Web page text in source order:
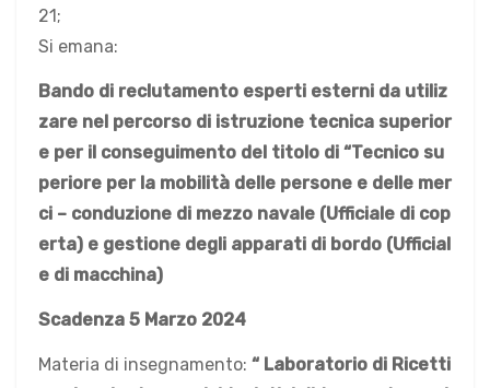
21;
Si emana:
Bando di reclutamento esperti esterni da utiliz
zare nel percorso di istruzione tecnica superior
e per il conseguimento del titolo di “Tecnico su
periore per la mobilità delle persone e delle mer
ci – conduzione di mezzo navale (Ufficiale di cop
erta) e gestione degli apparati di bordo (Ufficial
e di macchina)
Scadenza 5 Marzo 2024
Materia di insegnamento: “ Laboratorio di Ricetti